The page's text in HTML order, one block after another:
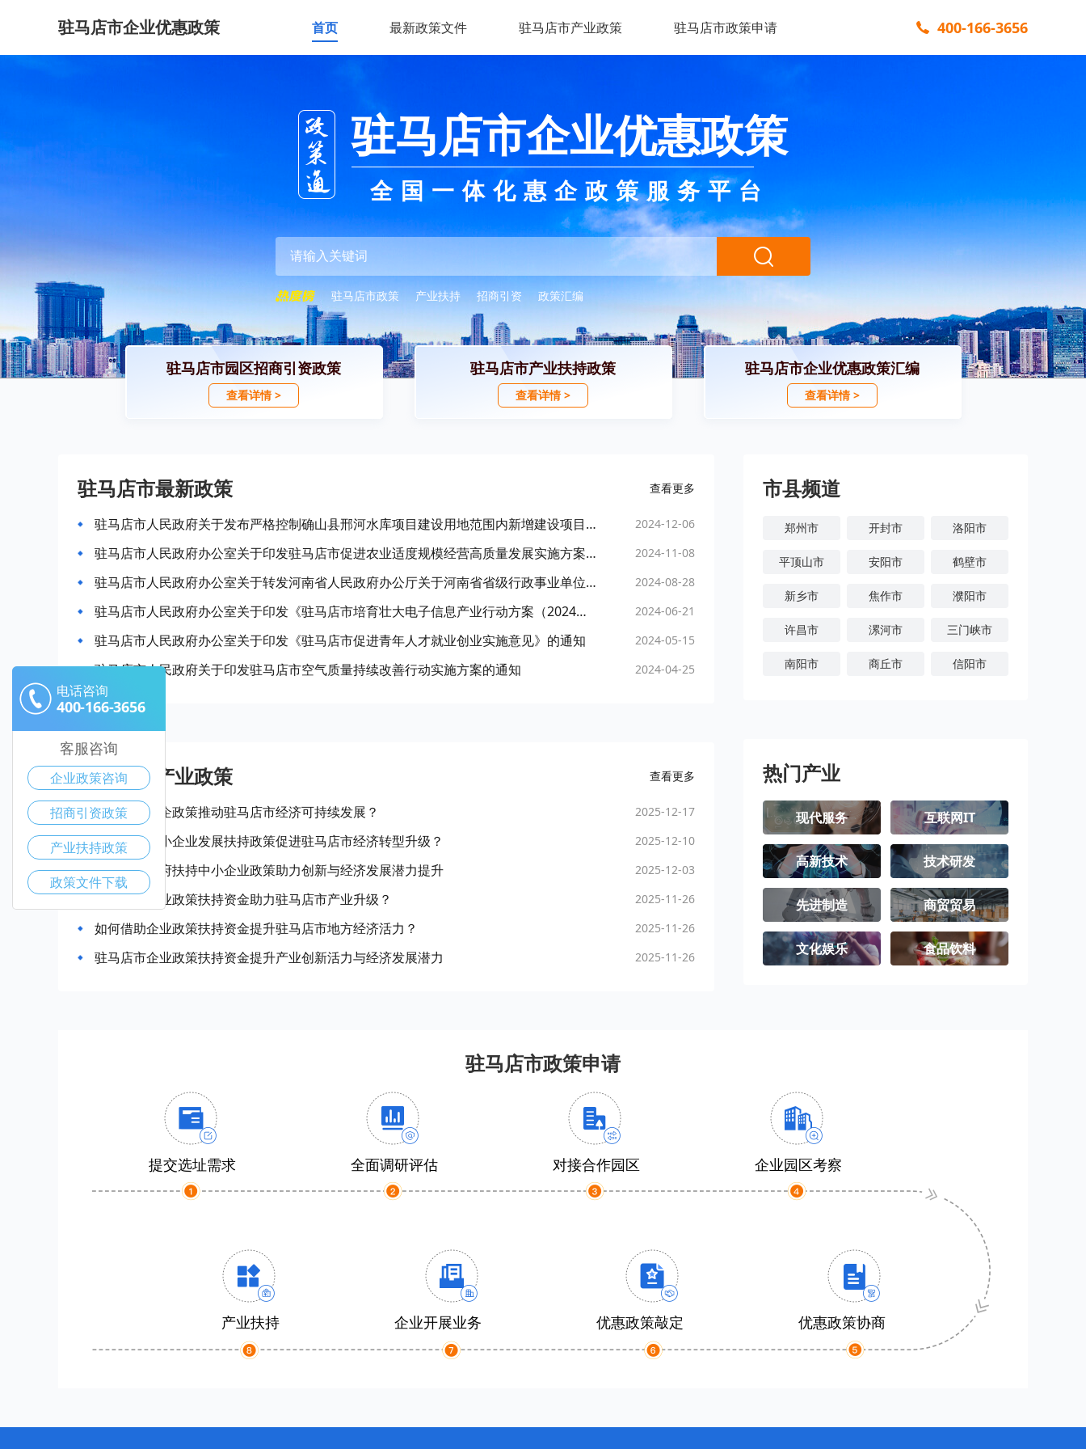
驻马店市企业优惠政策 首页 最新政策文件 驻马店市产业政策 驻马店市政策申请 400-166-3656
驻马店市企业优惠政策
全国一体化惠企政策服务平台
驻马店市政策 产业扶持 招商引资 政策汇编
驻马店市园区招商引资政策
查看详情 >
驻马店市产业扶持政策
查看详情 >
驻马店市企业优惠政策汇编
查看详情 >
驻马店市最新政策 查看更多
驻马店市人民政府关于发布严格控制确山县邢河水库项目建设用地范围内新增建设项目和迁入人口的通告的请示 2024-12-06
驻马店市人民政府办公室关于印发驻马店市促进农业适度规模经营高质量发展实施方案的通知 2024-11-08
驻马店市人民政府办公室关于转发河南省人民政府办公厅关于河南省省级行政事业单位国有资产对外有偿使用管理办法的通知 2024-08-28
驻马店市人民政府办公室关于印发《驻马店市培育壮大电子信息产业行动方案（2024—2026年）》和《关于促进电子信息产业加快发展的若干措施》的通知 2024-06-21
驻马店市人民政府办公室关于印发《驻马店市促进青年人才就业创业实施意见》的通知 2024-05-15
驻马店市人民政府关于印发驻马店市空气质量持续改善行动实施方案的通知 2024-04-25
驻马店市产业政策 查看更多
如何利用惠企政策推动驻马店市经济可持续发展？ 2025-12-17
如何通过中小企业发展扶持政策促进驻马店市经济转型升级？ 2025-12-10
驻马店市政府扶持中小企业政策助力创新与经济发展潜力提升 2025-12-03
如何通过企业政策扶持资金助力驻马店市产业升级？ 2025-11-26
如何借助企业政策扶持资金提升驻马店市地方经济活力？ 2025-11-26
驻马店市企业政策扶持资金提升产业创新活力与经济发展潜力 2025-11-26
市县频道
郑州市 开封市 洛阳市
平顶山市 安阳市 鹤壁市
新乡市 焦作市 濮阳市
许昌市 漯河市 三门峡市
南阳市 商丘市 信阳市
热门产业
现代服务 互联网IT
高新技术 技术研发
先进制造 商贸贸易
文化娱乐 食品饮料
驻马店市政策申请
提交选址需求 全面调研评估 对接合作园区 企业园区考察
产业扶持 企业开展业务 优惠政策敲定 优惠政策协商
电话咨询
400-166-3656
客服咨询
企业政策咨询
招商引资政策
产业扶持政策
政策文件下载